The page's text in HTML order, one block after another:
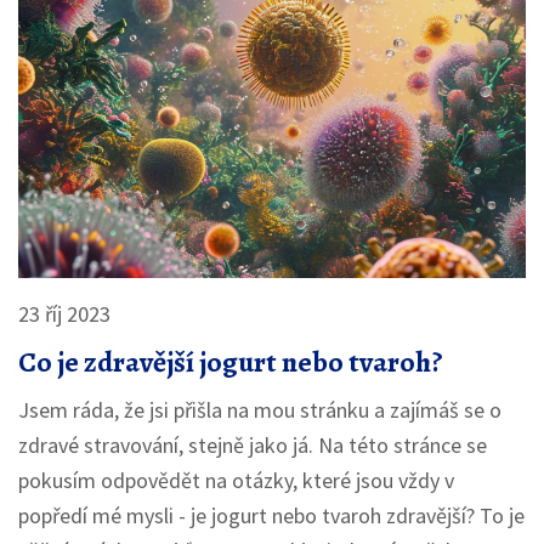
23 říj 2023
Co je zdravější jogurt nebo tvaroh?
Jsem ráda, že jsi přišla na mou stránku a zajímáš se o
zdravé stravování, stejně jako já. Na této stránce se
pokusím odpovědět na otázky, které jsou vždy v
popředí mé mysli - je jogurt nebo tvaroh zdravější? To je